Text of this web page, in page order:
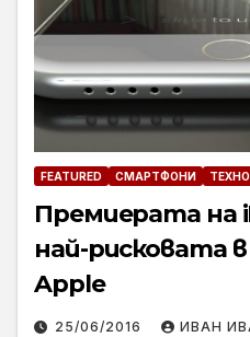
FEATURED СМАРТФОНИ
Премиерата на
най-рисковата
Apple
25/06/2016 ИВАН